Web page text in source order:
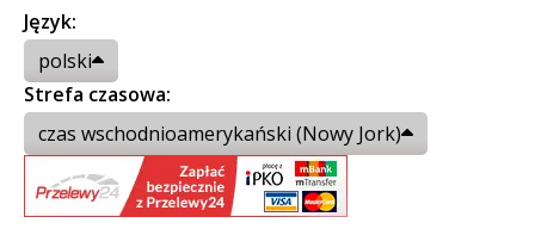
Język:
polski
Strefa czasowa:
czas wschodnioamerykański (Nowy Jork)